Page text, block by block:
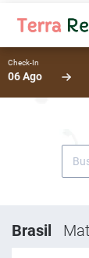
Check-In
06 Ago
Brasil